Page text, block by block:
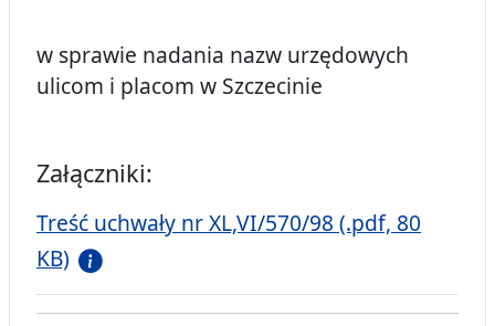
w sprawie nadania nazw urzędowych
ulicom i placom w Szczecinie
Załączniki:
Treść uchwały nr XL,VI/570/98 (.pdf, 80
KB)